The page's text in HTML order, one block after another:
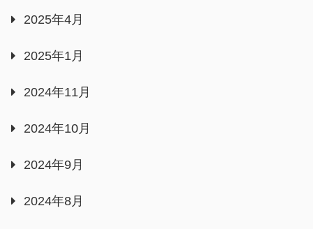
2025年4月
2025年1月
2024年11月
2024年10月
2024年9月
2024年8月